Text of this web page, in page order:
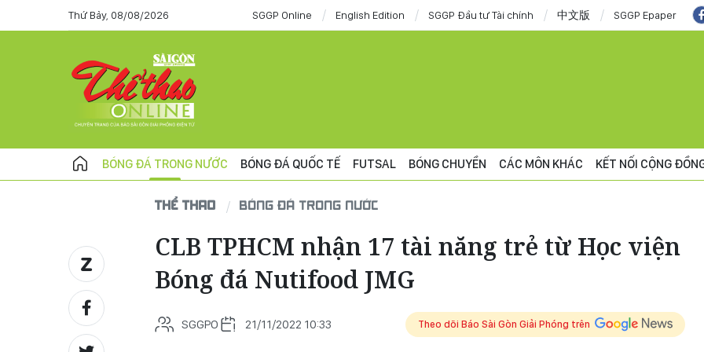
Thứ Bảy, 08/08/2026 SGGP Online English Edition SGGP Đầu tư Tài chính 中文版 SGGP Epaper
BÓNG ĐÁ TRONG NƯỚC BÓNG ĐÁ QUỐC TẾ FUTSAL BÓNG CHUYỀN CÁC MÔN KHÁC KẾT NỐI CỘNG
THỂ THAO BÓNG ĐÁ TRONG NƯỚC
CLB TPHCM nhận 17 tài năng trẻ từ Học viện
Bóng đá Nutifood JMG
SGGPO 21/11/2022 10:33 Theo dõi Báo Sài Gòn Giải Phóng trên